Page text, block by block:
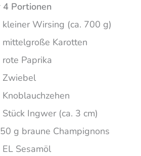
Portionen
kleiner Wirsing (ca. 700 g)
mittelgroße Karotten
rote Paprika
Zwiebel
Knoblauchzehen
Stück Ingwer (ca. 3 cm)
g braune Champignons
EL Sesamöl